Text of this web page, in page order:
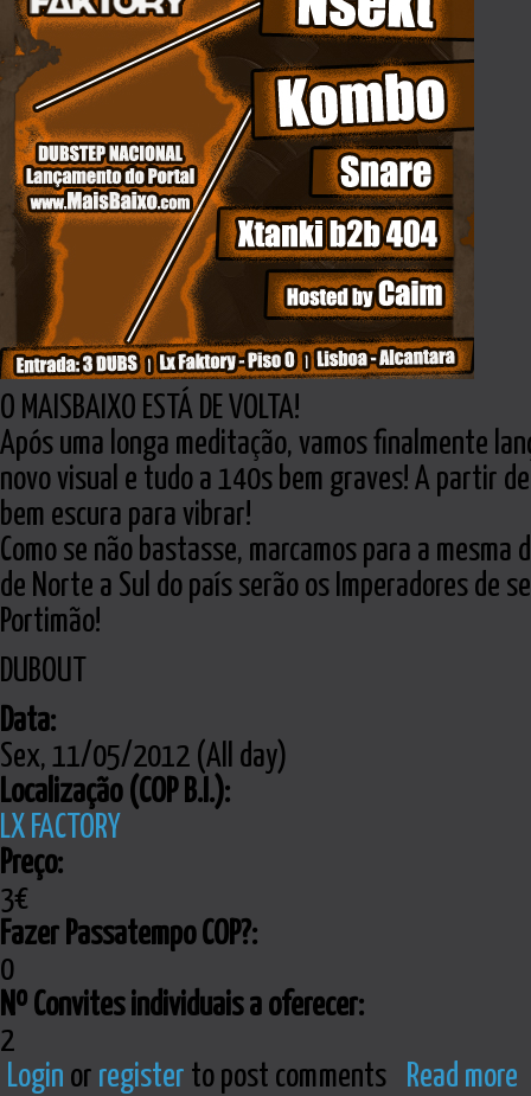
O MAISBAIXO ESTÁ DE VOLTA!
Após uma longa meditação, vamos finalmente
novo visual e tudo a 140s bem graves! A partir
bem escura para vibrar!
Como se não bastasse, marcamos para a
de Norte a Sul do país serão os Imperadores de
Portimão!
DUBOUT
Data:
Sex, 11/05/2012 (All day)
Localização (COP B.I.):
LX FACTORY
Preço:
3€
Fazer Passatempo COP?:
0
Nº Convites individuais a oferecer:
2
Login or register to post comments Read more